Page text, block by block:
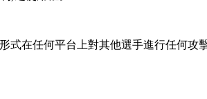
式在任何平台上對其他選手進行任何攻